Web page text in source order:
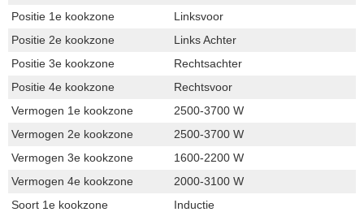
Positie 1e kookzone
Linksvoor
Positie 2e kookzone
Links Achter
Positie 3e kookzone
Rechtsachter
Positie 4e kookzone
Rechtsvoor
Vermogen 1e kookzone
2500-3700 W
Vermogen 2e kookzone
2500-3700 W
Vermogen 3e kookzone
1600-2200 W
Vermogen 4e kookzone
2000-3100 W
Soort 1e kookzone
Inductie